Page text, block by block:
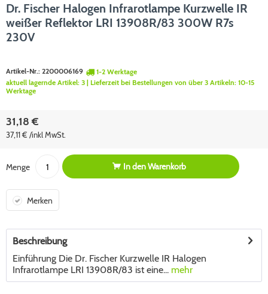
Dr. Fischer Halogen Infrarotlampe Kurzwelle IR
weißer Reflektor LRI 13908R/83 300W R7s
230V
Artikel-Nr.: 2200006169
1-2 Werktage
aktuell lagernde Artikel: 3 | Lieferzeit bei Bestellungen von über 3 Artikeln: 10-15
Werktage
31,18 €
37,11 € /inkl MwSt.
Menge In denWarenkorb
Merken
Beschreibung
Einführung Die Dr. Fischer Kurzwelle IR Halogen
Infrarotlampe LRI 13908R/83 ist eine... mehr